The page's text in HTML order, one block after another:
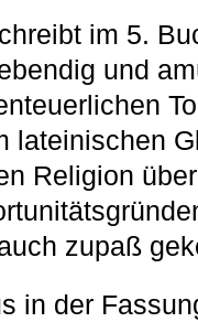
im 5.
und
lateinischen
Religion
zupaß
in der